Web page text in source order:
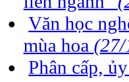
Văn học
mùa hoa (27/
Phân cấp,